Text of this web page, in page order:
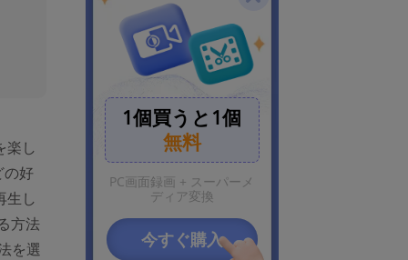
楽し
の好
生し
方法
を選
お見逃しなく
音泉のラジオ番組を録音する方法
1個買うと1個
無料
PC画面録画 + スーパーメ
ディア変換
今すぐ購入